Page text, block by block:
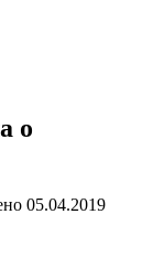
о
05.04.2019